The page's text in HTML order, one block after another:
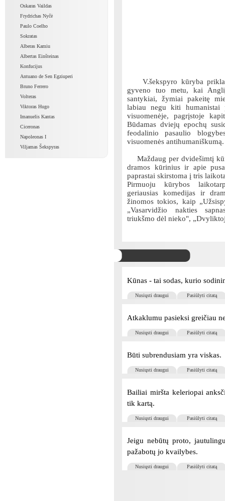
Oskaras Vaildas
Frydrichas Nyčė
Paulo Coelho
Sokratas
Alberas Kamiu
Albertas Einšteinas
Konfucijus
Antuano de Sen Egziuperi
Bruno Ferrero
Volteras
Viktoras Hugo
Imanuelis Kantas
Ciceronas
Napoleonas I
Viljamas Šekspyras
V.šekspyro kūryba
gyveno tuo metu, kai
santykiai, žymiai pakeitę
labiau negu kiti
visuomenėje, pagrįstoje
Būdamas dviejų epochų
feodalinio pasaulio
visuomenės antihumaniškumą.
Maždaug per dvidešimtį
dramos kūrinius ir apie
paprastai skirstoma į tris
Pirmuoju kūrybos
geriausias komedijas ir
žinomos tokios, kaip
„Vasarvidžio nakties
triukšmo dėl nieko",
Kūnas - tai sodas, kurio
Nusiųsti draugui Pasiūlyti citatą
Atkaklumu pasieksi greičiau
Nusiųsti draugui Pasiūlyti citatą
Būti subrendusiam yra viskas.
Nusiųsti draugui Pasiūlyti citatą
Bailiai miršta keleriopai
tik kartą.
Nusiųsti draugui Pasiūlyti citatą
Jeigu nebūtų proto,
pažabotų jo kvailybes.
Nusiųsti draugui Pasiūlyti citatą